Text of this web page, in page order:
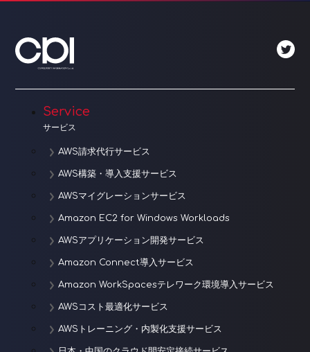
ー
シ
ョ
ン Service
サービス
AWS請求代行サービス
AWS構築・導入支援サービス
AWSマイグレーションサービス
Amazon EC2 for Windows Workloads
AWSアプリケーション開発サービス
Amazon Connect導入サービス
Amazon WorkSpacesテレワーク環境導入サービス
AWSコスト最適化サービス
AWSトレーニング・内製化支援サービス